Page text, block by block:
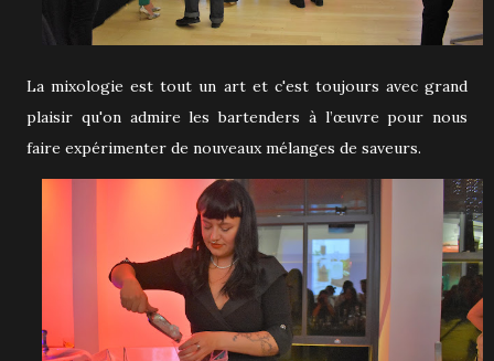
La mixologie est tout un art et c'est toujours avec grand
plaisir qu'on admire les bartenders à l’œuvre pour nous
faire expérimenter de nouveaux mélanges de saveurs.